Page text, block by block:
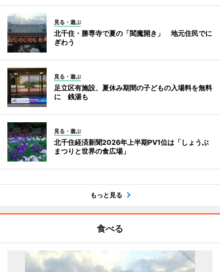
見る・遊ぶ
北千住・勝専寺で夏の「閻魔開き」 地元住民でに
ぎわう
見る・遊ぶ
足立区有施設、夏休み期間の子どもの入場料を無料
に 銭湯も
見る・遊ぶ
北千住経済新聞2026年上半期PV1位は「しょうぶ
まつりと世界の食広場」
もっと見る
食べる